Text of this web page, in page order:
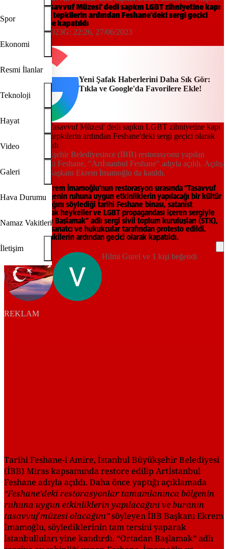
Spor
Ekonomi
Resmi İlanlar
Teknoloji
Hayat
Video
Galeri
Hava Durumu
Namaz Vakitleri
İletişim
araladı: Gelen tepkilerin ardından Feshane'deki sergi geçici olarak
ziyarete kapatıldı
İmamoğlu 'Tasavvuf Müzesi' dedi sapkın LGBT zihniyetine kapı
araladı: Gelen tepkilerin ardından Feshane'deki sergi geçici
olarak ziyarete kapatıldı
22:04, 27/06/2023G: 22:26, 27/06/2023
AADHA
Yeni Şafak Haberlerini Daha Sık Gör:
Tıkla ve Google'da Favorilere Ekle!
İstanbul Büyükşehir Belediyesince (İBB) restorasyonu yapılan
Eyüpsultan'daki Feshane, "Artİstanbul Feshane" adıyla açıldı. Açılış
törenine İBB Başkanı Ekrem İmamoğlu da katıldı.
İBB Başkanı Ekrem İmamoğlu’nun restorasyon sırasında “Tasavvuf
Müzesi ve bölgenin ruhuna uygun etkinliklerin yapılacağı bir kültür
merkezi” olacağını söylediği tarihi Feshane binası, satanist
semboller, çıplak heykeller ve LGBT propagandası içeren sergiyle
açıldı. “Ortadan Başlamak” adlı sergi sivil toplum kuruluşları (STK),
akademisyen, sanatçı ve hukukçular tarafından protesto edildi.
Sergi gelen tepkilerin ardından geçici olarak kapatıldı.
Hilmi Gurel ve 1 kişi beğendi
REKLAM
Tarihi Feshane-i Amire, İstanbul Büyükşehir Belediyesi
(İBB) Miras kapsamında restore edilip Artİstanbul
Feshane adıyla açıldı. Daha önce yaptığı açıklamada
“Feshane’deki restorasyonlar tamamlanınca bölgenin
ruhuna uygun etkinliklerin yapılacağını ve buranın
tasavvuf müzesi olacağını”söyleyen İBB Başkanı Ekrem
İmamoğlu, söylediklerinin tam tersini yaparak
İstanbulluları yine kandırdı. “Ortadan Başlamak” adlı